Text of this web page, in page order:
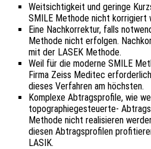
Weitsichtigkeit und geringe
SMILE Methode nicht korrigiert
Eine Nachkorrektur, falls
Methode nicht erfolgen.
mit der LASEK Methode.
Weil für die moderne SMILE
Firma Zeiss Meditec
dieses Verfahren am höchsten.
Komplexe Abtragsprofile, wie
topographiegesteuerte-
Methode nicht realisieren
diesen Abtragsprofilen
LASIK.